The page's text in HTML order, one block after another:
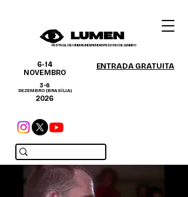
FESTIVAL DE CINEMA INDEPENDENTE DO RIO DE JANEIRO
6-14
NOVEMBRO
3-6
DEZEMBRO (BRASÍLIA)
2026
ENTRADA GRATUITA